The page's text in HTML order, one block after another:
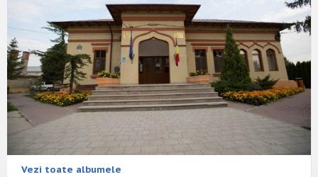
Vezi toate albumele